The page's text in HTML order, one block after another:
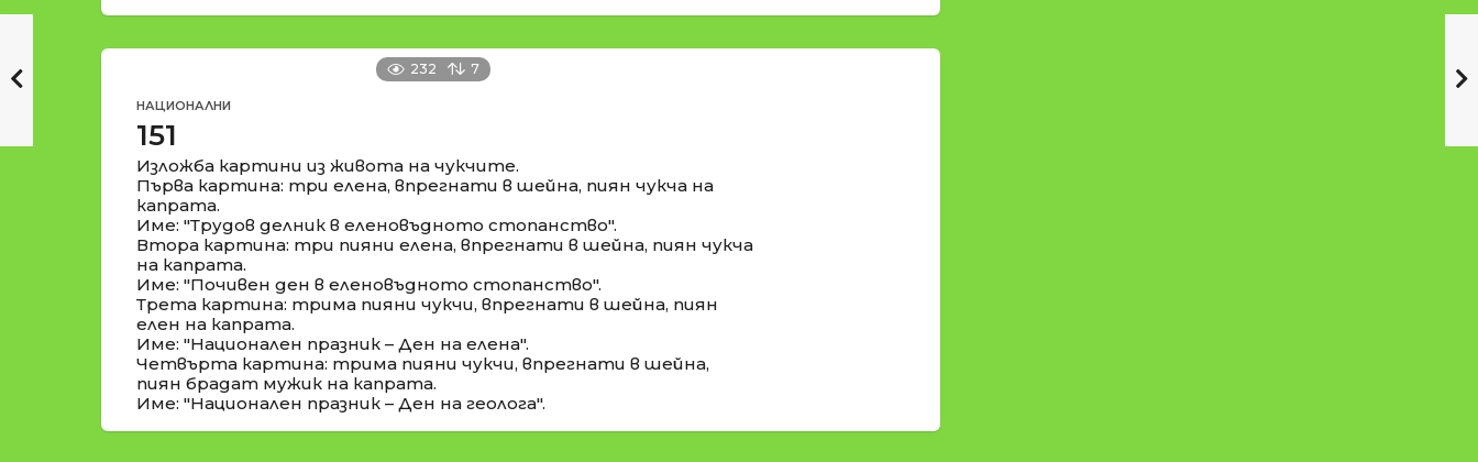
232 7
НАЦИОНАЛНИ
151
Изложба картини из живота на чукчите.
Първа картина: три елена, впрегнати в шейна, пиян чукча на
капрата.
Име: "Трудов делник в еленовъдното стопанство".
Втора картина: три пияни елена, впрегнати в шейна, пиян чукча
на капрата.
Име: "Почивен ден в еленовъдното стопанство".
Трета картина: трима пияни чукчи, впрегнати в шейна, пиян
елен на капрата.
Име: "Национален празник – Ден на елена".
Четвърта картина: трима пияни чукчи, впрегнати в шейна,
пиян брадат мужик на капрата.
Име: "Национален празник – Ден на геолога".